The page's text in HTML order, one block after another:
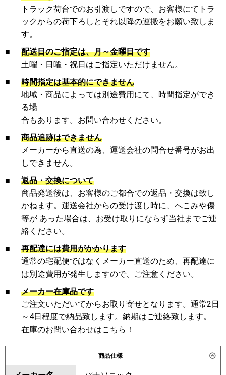
トラック荷台でのお引渡しですので、お客様にてトラ
ックからの荷下ろしとそれ以降の運搬をお願い致しま
す。
■
配送日のご指定は、月～金曜日です
土曜・日曜・祝日はご指定いただけません。
■
時間指定は基本的にできません
地域・商品によっては別途費用にて、時間指定ができ
る場
合もあります。お問い合わせください。
■
商品追跡はできません
メーカーから直送の為、運送会社の問合せ番号がお出
しできません。
■
返品・交換について
商品発送後は、お客様のご都合での返品・交換は致し
かねます。運送会社からの受け渡し時に、へこみや傷
等が あった場合は、お受け取りにならず当社までご連
絡ください。
■
再配達には費用がかかります
通常の宅配便ではなくメーカー直送のため、再配達に
は別途費用が発生しますので、ご注意ください。
■
メーカー在庫品です
ご注文いただいてからお取り寄せとなります。通常2日
～4日程度で納品致します。納期はご連絡致します。
在庫のお問い合わせはこちら！
商品仕様